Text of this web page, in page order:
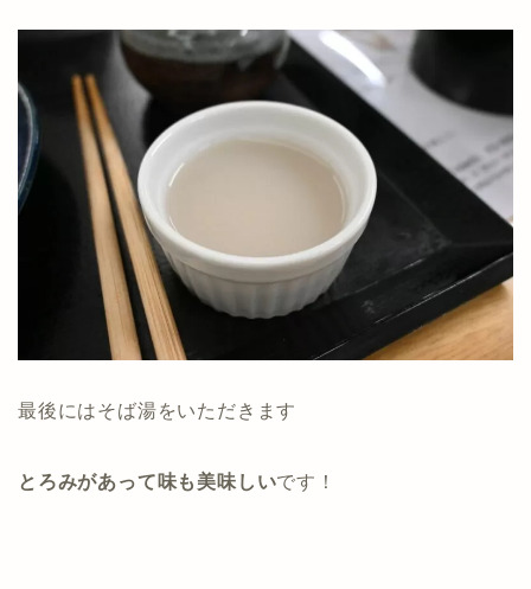
最後にはそば湯をいただきます
とろみがあって味も美味しいです！